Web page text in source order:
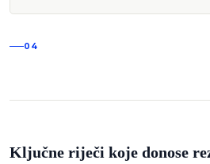
04
Ključne riječi koje donose